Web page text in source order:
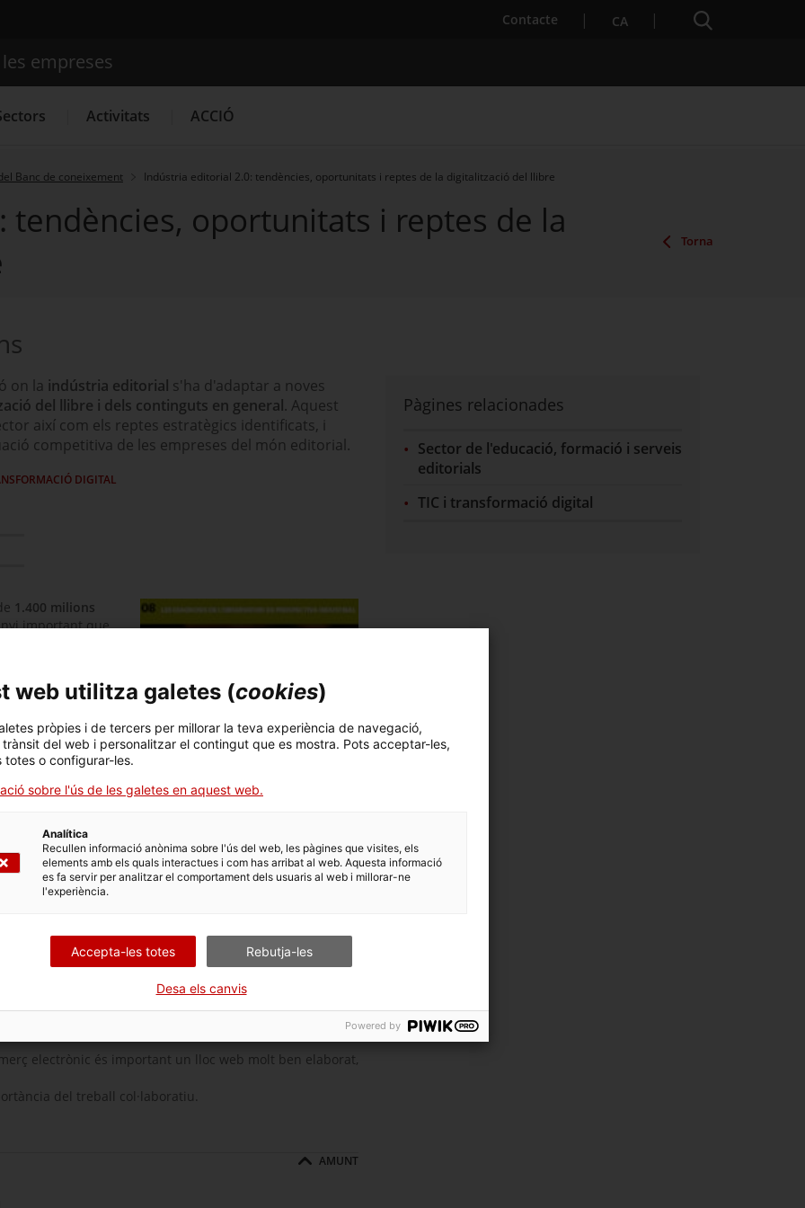
Contacte . Open in a new window.
CA Cercador
Cercador
d'innovació Convocatòries d'ajuts obertes Últimes notícies Properes activitats
empreses
Activitats ACCIÓ
Banc de coneixement Indústria editorial 2.0: tendències, oportunitats i reptes de la digitalització del llibre
tendències, oportunitats i reptes de la
Torna
on la indústria editorial s'ha d'adaptar a noves
del llibre i dels continguts en general. Aquest
així com els reptes estratègics identificats, i
competitiva de les empreses del món editorial.
DIGITAL
oportunitats i reptes davant la
digitalització del llibre
1.400 milions
important que
passant per
dels
agents, la
molts altres,
ambnous
de negoci
del llibre no es
cap a uns
i llegits en
d’una altra
altra manera i
adquirir noves
de treball de
incideixen en la complexitat dels projectes
electrònic és important un lloc web molt ben elaborat,
del treball col·laboratiu.
AMUNT
Pàgines relacionades
Sector de l'educació, formació i serveis
editorials
TIC i transformació digital
web utilitza galetes (cookies)
pròpies i de tercers per millorar la teva experiència de navegació,
del web i personalitzar el contingut que es mostra. Pots acceptar-les,
totes o configurar-les.
sobre l'ús de les galetes en aquest web.
Analítica
Recullen informació anònima sobre l'ús del web, les pàgines que visites, els
elements amb els quals interactues i com has arribat al web. Aquesta informació
es fa servir per analitzar el comportament dels usuaris al web i millorar-ne
l'experiència.
Accepta-les totes Rebutja-les
Desa els canvis
Powered by